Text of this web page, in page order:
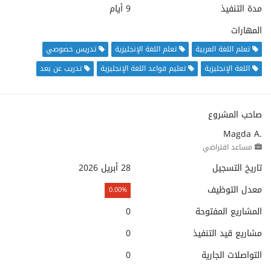
مدة التنفيذ
9 أيام
المهارات
تعلم اللغة العربية تعلم اللغة الإنجليزية
تدريس خصوصي
اللغة الإنجليزية
تعليم قواعد اللغة الإنجليزية تدريب عن بعد
صاحب المشروع
Magda A.
مساعد افتراضي
تاريخ التسجيل
28 أبريل 2026
معدل التوظيف
0.00%
المشاريع المفتوحة
0
مشاريع قيد التنفيذ
0
التواصلات الجارية
0